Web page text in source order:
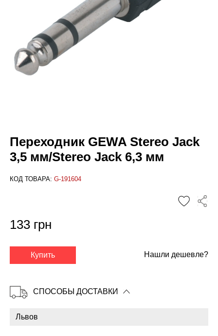
Переходник GEWA Stereo Jack
3,5 мм/Stereo Jack 6,3 мм
КОД ТОВАРА: G-191604
✕
133 грн
Купить Нашли дешевле?
СПОСОБЫ ДОСТАВКИ